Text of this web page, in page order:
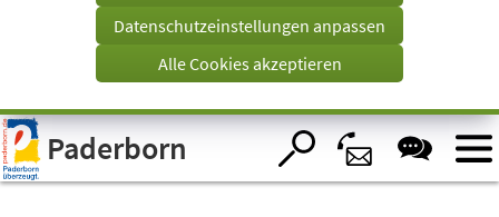
Visuelle
Assistenzsoftware
öffnen.
Tab)
Datenschutzeinstellungen anpassen
Alle Cookies akzeptieren
Paderborn